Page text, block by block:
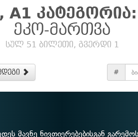
A1 კატეგორია:
ეკო-მართვა
სულ 51 ბილეთი, გვერდი 1
#
მავნე ნივთიერებებისგან